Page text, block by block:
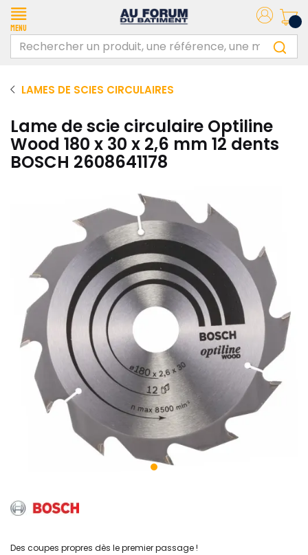
Menu
LAMES DE SCIES CIRCULAIRES
Lame de scie circulaire Optiline
Wood 180 x 30 x 2,6 mm 12 dents
BOSCH 2608641178
Des coupes propres dès le premier passage !